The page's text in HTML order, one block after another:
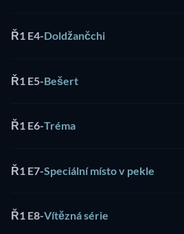
Ř1 E4-Doldžančchi
Ř1 E5-Bešert
Ř1 E6-Tréma
Ř1 E7-Speciální místo v pekle
Ř1 E8-Vítězná série